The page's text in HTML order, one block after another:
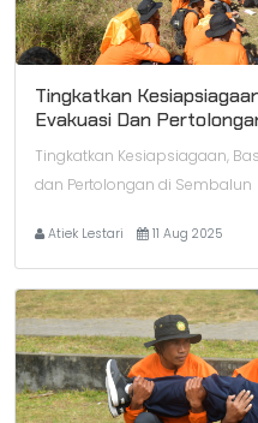
Tingkatkan
Evakuasi Dan
Tingkatkan Kesiapsiagaan,
dan Pertolongan di Sembalun
Atiek Lestari 11 Aug 2025